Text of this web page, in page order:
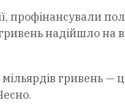
профінансували
надійшло на
гривень —